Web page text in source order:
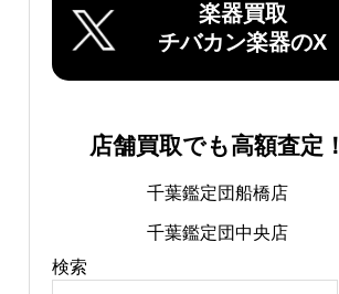
楽器買取
チバカン楽器のX
店舗買取でも高額査定！
千葉鑑定団船橋店
千葉鑑定団中央店
検索